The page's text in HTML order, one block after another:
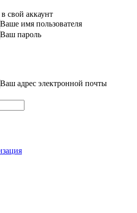
свой аккаунт
Ваше имя пользователя
Ваш пароль
Ваш адрес электронной почты